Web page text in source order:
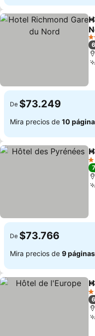
2
De $73.249
Mira precios de 10
1
De $73.766
Mira precios de 9 páginas
1